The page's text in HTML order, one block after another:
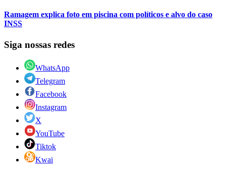
Ramagem explica foto em piscina com políticos e alvo do caso
INSS
Siga nossas redes
WhatsApp
Telegram
Facebook
Instagram
X
YouTube
Tiktok
Kwai